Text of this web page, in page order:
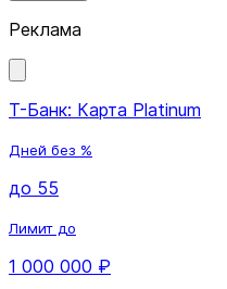
Реклама
Т-Банк: Карта Platinum
Дней без %
до 55
Лимит до
1 000 000 ₽